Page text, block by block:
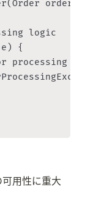
order)
logic
{
processing
用性に重大